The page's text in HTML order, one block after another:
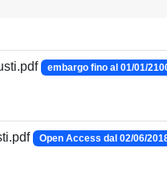
embargo fino al 01/01/
Open Access dal 02/06/